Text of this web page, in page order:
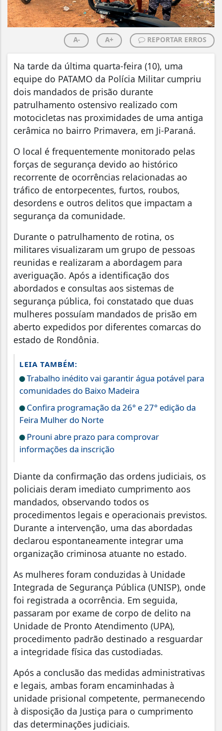
A- A+ REPORTAR ERROS
Na tarde da última quarta-feira (10), uma
equipe do PATAMO da Polícia Militar cumpriu
dois mandados de prisão durante
patrulhamento ostensivo realizado com
motocicletas nas proximidades de uma antiga
cerâmica no bairro Primavera, em Ji-Paraná.
O local é frequentemente monitorado pelas
forças de segurança devido ao histórico
recorrente de ocorrências relacionadas ao
tráfico de entorpecentes, furtos, roubos,
desordens e outros delitos que impactam a
segurança da comunidade.
Durante o patrulhamento de rotina, os
militares visualizaram um grupo de pessoas
reunidas e realizaram a abordagem para
averiguação. Após a identificação dos
abordados e consultas aos sistemas de
segurança pública, foi constatado que duas
mulheres possuíam mandados de prisão em
aberto expedidos por diferentes comarcas do
estado de Rondônia.
LEIA TAMBÉM:
Trabalho inédito vai garantir água potável para
comunidades do Baixo Madeira
Confira programação da 26° e 27° edição da
Feira Mulher do Norte
Prouni abre prazo para comprovar
informações da inscrição
Diante da confirmação das ordens judiciais, os
policiais deram imediato cumprimento aos
mandados, observando todos os
procedimentos legais e operacionais previstos.
Durante a intervenção, uma das abordadas
declarou espontaneamente integrar uma
organização criminosa atuante no estado.
As mulheres foram conduzidas à Unidade
Integrada de Segurança Pública (UNISP), onde
foi registrada a ocorrência. Em seguida,
passaram por exame de corpo de delito na
Unidade de Pronto Atendimento (UPA),
procedimento padrão destinado a resguardar
a integridade física das custodiadas.
Após a conclusão das medidas administrativas
e legais, ambas foram encaminhadas à
unidade prisional competente, permanecendo
à disposição da Justiça para o cumprimento
das determinações judiciais.